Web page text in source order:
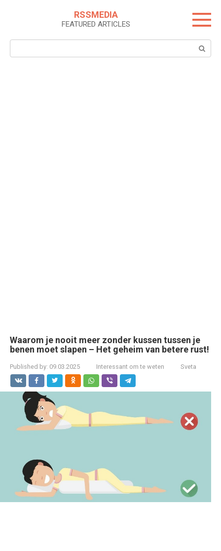
RSSMEDIA
FEATURED ARTICLES
Search:
Waarom je nooit meer zonder kussen tussen je
benen moet slapen – Het geheim van betere rust!
Published by: 09.03.2025 Interessant om te weten Sveta